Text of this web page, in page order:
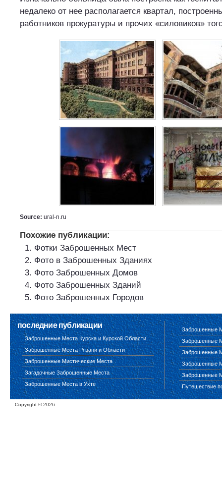
недалеко от нее располагается квартал,
работников прокуратуры и прочих «силовиков»
Source: ural-n.ru
Похожие публикации:
Фотки Заброшенных Мест
Фото в Заброшенных Зданиях
Фото Заброшенных Домов
Фото Заброшенных Зданий
Фото Заброшенных Городов
последние публикации
Заброшенные Места Курска и Курской Области
Заброшенные Места Рязани и Области
Заброшенные Мистические Места
Загадочные Заброшенные Места
Заброшенные Места в Ухте
Заброшенные
Заброшенные
Заброшенные
Заброшенные
Заброшенные
Путешествие
Copyright ©2026